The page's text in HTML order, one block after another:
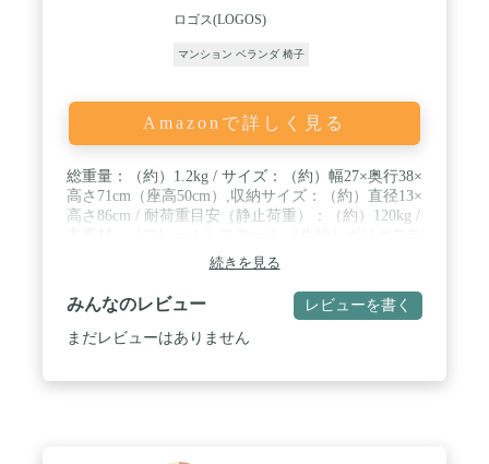
ロゴス(LOGOS)
マンション ベランダ 椅子
Amazonで詳しく見る
総重量：（約）1.2kg / サイズ：（約）幅27×奥行38×
高さ71cm（座高50cm）,収納サイズ：（約）直径13×
高さ86cm / 耐荷重目安（静止荷重）：（約）120kg /
ル（PVCコーティング） / 持ち運びに便利なステッ
キ型チェア。ロゴスオリジナル和柄デザイン。
続きを見る
みんなのレビュー レビューを書く
まだレビューはありません